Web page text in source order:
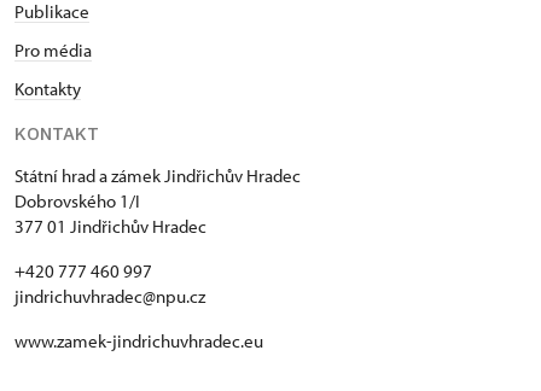
Publikace
Pro média
Kontakty
KONTAKT
Státní hrad a zámek Jindřichův Hradec
Dobrovského 1/I
377 01 Jindřichův Hradec
+420 777 460 997
jindrichuvhradec@npu.cz
www.zamek-jindrichuvhradec.eu